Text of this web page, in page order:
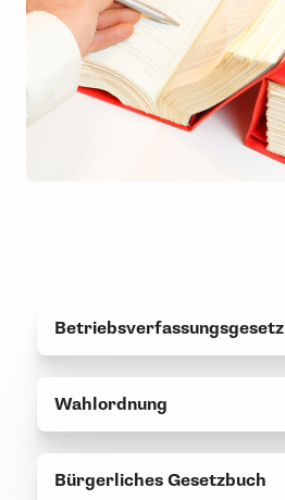
Betriebsverfassungsgesetz
Wahlordnung
Bürgerliches Gesetzbuch